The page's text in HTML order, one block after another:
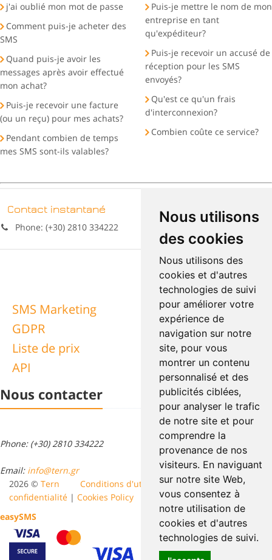
Nous utilisons
des cookies
Nous utilisons des
cookies et d'autres
technologies de suivi
pour améliorer votre
expérience de
navigation sur notre
site, pour vous
montrer un contenu
personnalisé et des
publicités ciblées,
pour analyser le trafic
de notre site et pour
comprendre la
provenance de nos
visiteurs. En naviguant
sur notre site Web,
vous consentez à
notre utilisation de
cookies et d'autres
technologies de suivi.
j'ai oublié mon mot de passe
Comment puis-je acheter des
SMS
Quand puis-je avoir les
messages après avoir effectué
mon achat?
Puis-je recevoir une facture
(ou un reçu) pour mes achats?
Pendant combien de temps
mes SMS sont-ils valables?
Puis-je mettre le nom de mon
entreprise en tant
qu'expéditeur?
Puis-je recevoir un accusé de
réception pour les SMS
envoyés?
Qu'est ce qu'un frais
d'interconnexion?
Combien coûte ce service?
Contact instantané
Phone: (+30) 2810 334222
SMS Marketing
GDPR
Liste de prix
API
Nous contacter
Phone: (+30) 2810 334222
Email: info@tern.gr
2026 © Tern Conditions d'utilisation |Politique de
confidentialité | Cookies Policy
easySMS